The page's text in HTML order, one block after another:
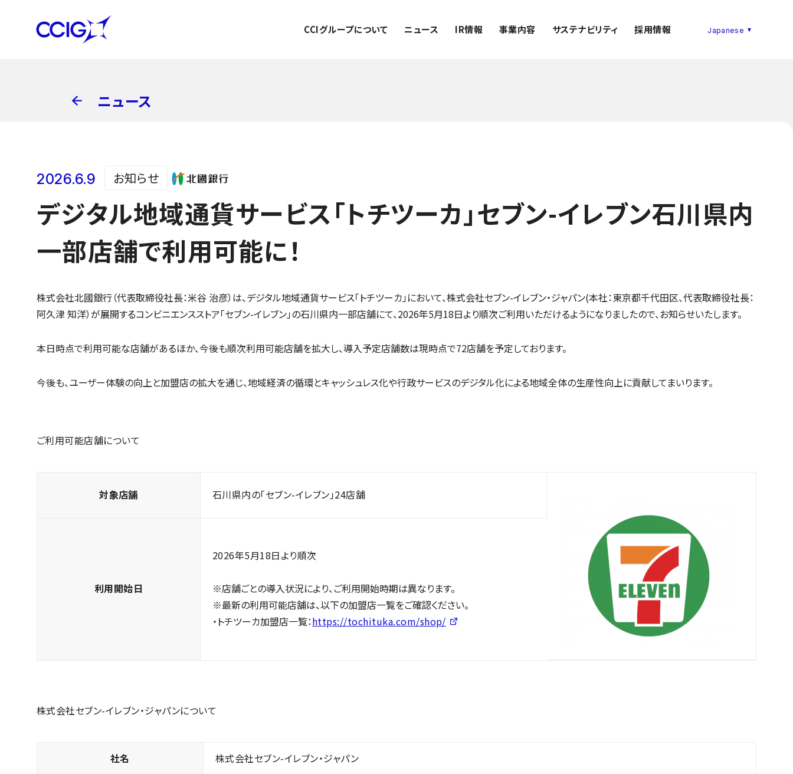
CCIグループについて ニュース IR情報 事業内容 サステナビリティ 採用情報
ニュース
2026.6.9 お知らせ
デジタル地域通貨サービス「トチツーカ」セブン-イレブン石川県内
一部店舗で利用可能に！
株式会社北國銀行（代表取締役社長：米谷 治彦）は、デジタル地域通貨サービス「トチツーカ」において、株式会社セブン-イレブン・ジャパン(本社：東京都千代田区、代表取締役社長：
阿久津 知洋）が展開するコンビニエンスストア「セブン-イレブン」の石川県内一部店舗にて、2026年5月18日より順次ご利用いただけるようになりましたので、お知らせいたします。
本日時点で利用可能な店舗があるほか、今後も順次利用可能店舗を拡大し、導入予定店舗数は現時点で72店舗を予定しております。
今後も、ユーザー体験の向上と加盟店の拡大を通じ、地域経済の循環とキャッシュレス化や行政サービスのデジタル化による地域全体の生産性向上に貢献してまいります。
ご利用可能店舗について
対象店舗 石川県内の「セブン-イレブン」24店舗
利用開始日
2026年5月18日より順次
※店舗ごとの導入状況により、ご利用開始時期は異なります。
※最新の利用可能店舗は、以下の加盟店一覧をご確認ください。
・トチツーカ加盟店一覧：https://tochituka.com/shop/
株式会社セブン-イレブン・ジャパンについて
社名 株式会社セブン-イレブン・ジャパン